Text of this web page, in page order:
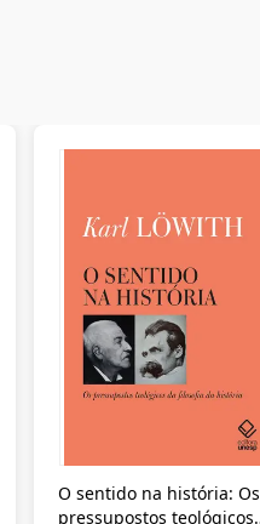
O sentido na história: Os
pressupostos teológicos